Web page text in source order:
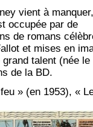
vient à
occupée par de
de romans
et mises en
talent (née
de la BD.
» (en 1953), «